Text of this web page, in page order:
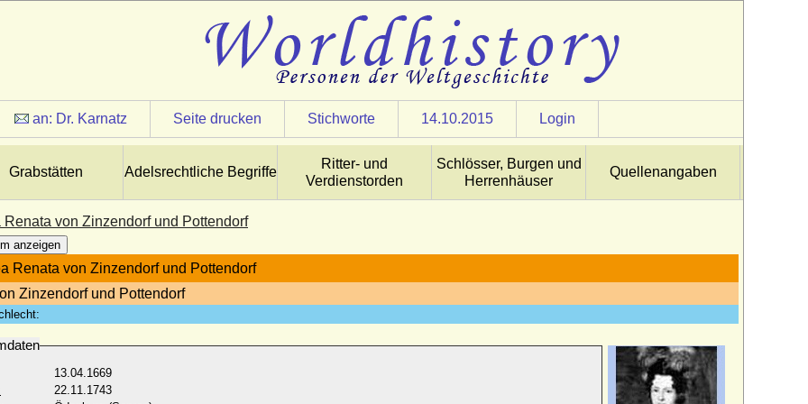
an: Dr. Karnatz Seite drucken Stichworte 14.10.2015 Login
Grabstätten Adelsrechtliche Begriffe
Ritter- und
Verdienstorden
Schlösser, Burgen und
Herrenhäuser
Quellenangaben
Renata von Zinzendorf und Pottendorf
anzeigen
Renata von Zinzendorf und Pottendorf
Zinzendorf und Pottendorf
13.04.1669
22.11.1743